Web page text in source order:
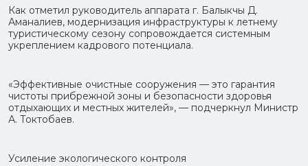
Как отметил руководитель аппарата г. Балыкчы Д.
Аманалиев, модернизация инфраструктуры к летнему
туристическому сезону сопровождается системным
укреплением кадрового потенциала.
«Эффективные очистные сооружения — это гарантия
чистоты прибрежной зоны и безопасности здоровья
отдыхающих и местных жителей», — подчеркнул Министр
А. Токтобаев.
Усиление экологического контроля